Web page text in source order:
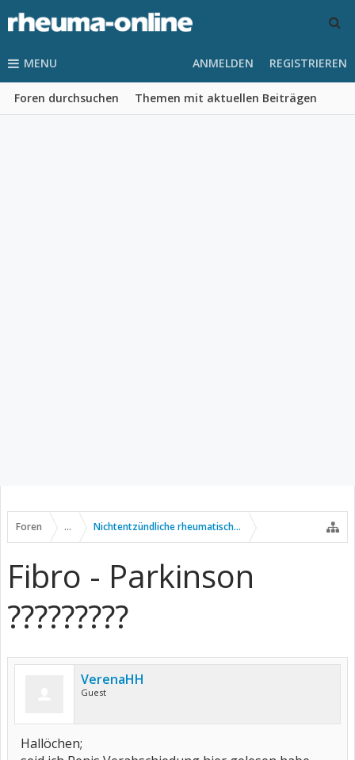
MENU
Foren durchsuchen Themen mit aktuellen Beiträgen
ANMELDEN REGISTRIEREN
Foren ... Nichtentzündliche rheumatische Erkrankungen
Fibro - Parkinson
?????????
VerenaHH
Guest
Hallöchen;